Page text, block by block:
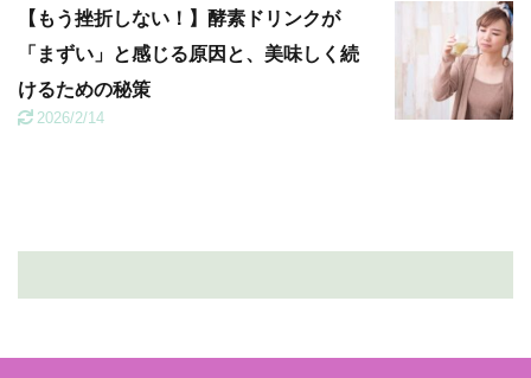
【もう挫折しない！】酵素ドリンクが
「まずい」と感じる原因と、美味しく続
けるための秘策
2026/2/14